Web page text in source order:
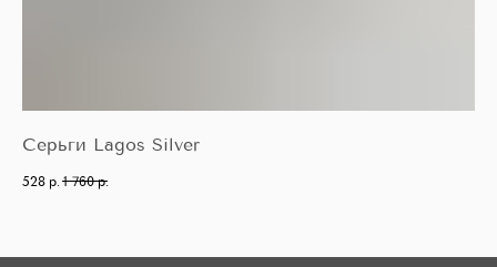
Серьги Lagos Silver
528 р. 1 760 р.